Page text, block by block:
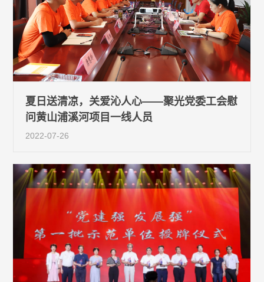
夏日送清凉，关爱沁人心——聚光党委工会慰
问黄山浦溪河项目一线人员
2022-07-26